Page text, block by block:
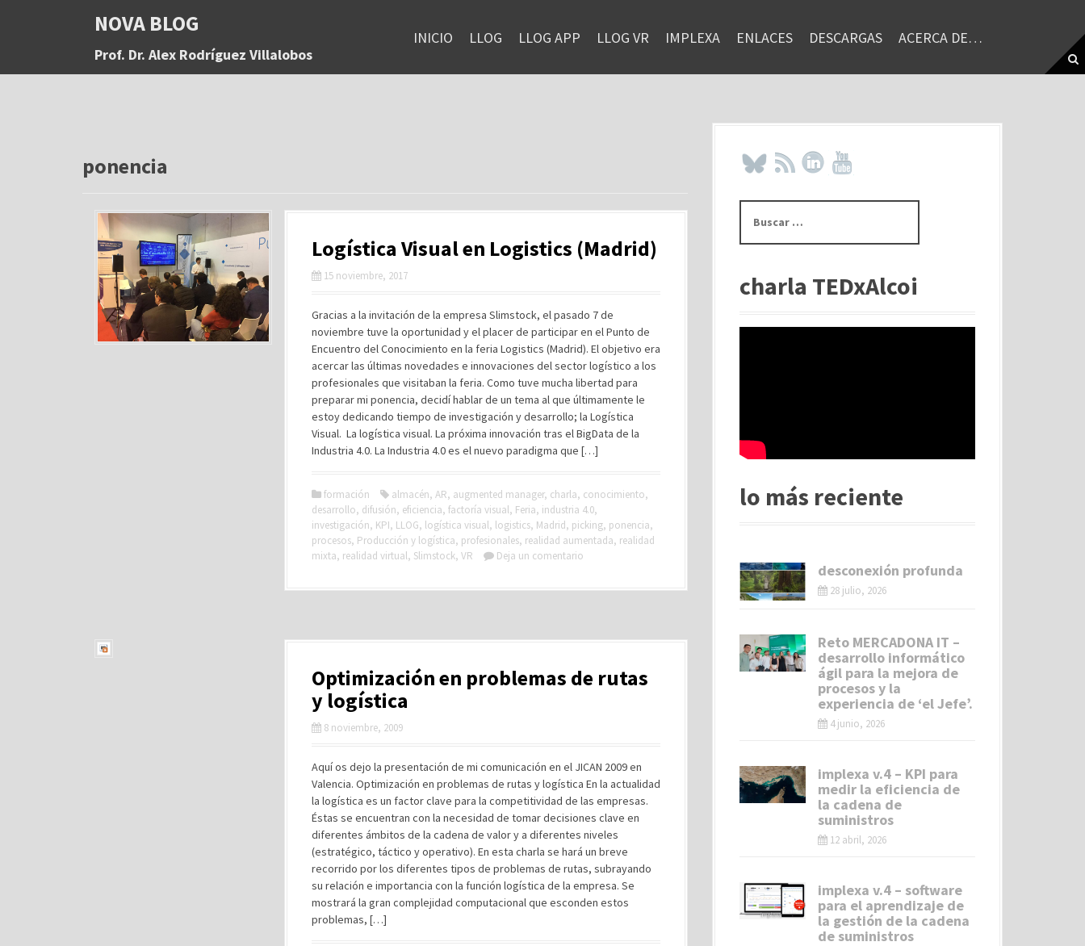
a
NOVA BLOG
Prof. Dr. Alex Rodríguez Villalobos
INICIO LLOG LLOG APP LLOG VR IMPLEXA ENLACES DESCARGAS ACERCA DE…
ponencia
Logística Visual en Logistics (Madrid)
15 noviembre, 2017
Gracias a la invitación de la empresa Slimstock, el pasado 7 de
noviembre tuve la oportunidad y el placer de participar en el Punto de
Encuentro del Conocimiento en la feria Logistics (Madrid). El objetivo era
acercar las últimas novedades e innovaciones del sector logístico a los
profesionales que visitaban la feria. Como tuve mucha libertad para
preparar mi ponencia, decidí hablar de un tema al que últimamente le
estoy dedicando tiempo de investigación y desarrollo; la Logística
Visual. La logística visual. La próxima innovación tras el BigData de la
Industria 4.0. La Industria 4.0 es el nuevo paradigma que […]
formación almacén, AR, augmented manager, charla, conocimiento,
desarrollo, difusión, eficiencia, factoría visual, Feria, industria 4.0,
investigación, KPI, LLOG, logística visual, logistics, Madrid, picking, ponencia,
procesos, Producción y logística, profesionales, realidad aumentada, realidad
mixta, realidad virtual, Slimstock, VR Deja un comentario
Optimización en problemas de rutas
y logística
8 noviembre, 2009
Aquí os dejo la presentación de mi comunicación en el JICAN 2009 en
Valencia. Optimización en problemas de rutas y logística En la actualidad
la logística es un factor clave para la competitividad de las empresas.
Éstas se encuentran con la necesidad de tomar decisiones clave en
diferentes ámbitos de la cadena de valor y a diferentes niveles
(estratégico, táctico y operativo). En esta charla se hará un breve
recorrido por los diferentes tipos de problemas de rutas, subrayando
su relación e importancia con la función logística de la empresa. Se
mostrará la gran complejidad computacional que esconden estos
problemas, […]
s
rcharla TEDxAlcoi
lo más reciente
desconexión profunda
28 julio, 2026
Reto MERCADONA IT –
desarrollo informático
ágil para la mejora de
procesos y la
experiencia de ‘el Jefe’.
4 junio, 2026
implexa v.4 – KPI para
medir la eficiencia de
la cadena de
suministros
12 abril, 2026
implexa v.4 – software
para el aprendizaje de
la gestión de la cadena
de suministros